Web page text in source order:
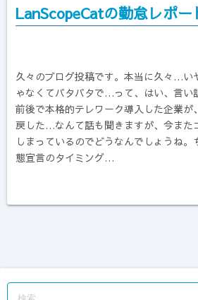
LanScopeCatの勤怠レポー
久々のブログ投稿です。本当に久々…い
ゃなくてバタバタで…って、はい、言い
前後で本格的テレワーク導入した企業が
戻した…なんて話も聞きますが、今また
しまっているのでどうなんでしょうね
態宣言のタイミング…